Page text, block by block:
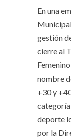
En una
gestión
cierre al
nombre
+30 y
categoría
deporte
por la